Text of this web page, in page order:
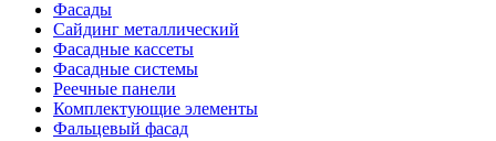
Фасады
Сайдинг металлический
Фасадные кассеты
Фасадные системы
Реечные панели
Комплектующие элементы
Фальцевый фасад